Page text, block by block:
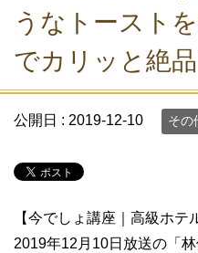
うなトースト
でカリッと絶品
公開日 : 2019-12-10 その
【今でしょ講座｜高級ホテ
2019年12月10日放送の「